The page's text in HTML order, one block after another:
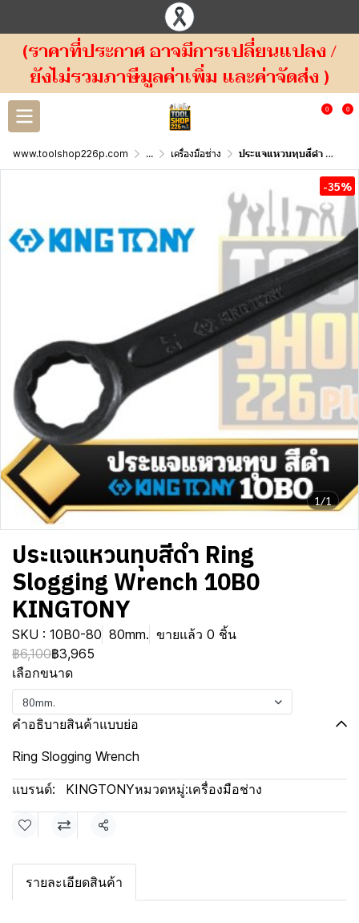
(ราคาที่ประกาศ อาจมีการเปลี่ยนแปลง /
ยังไม่รวมภาษีมูลค่าเพิ่ม และค่าจัดส่ง )
0 0
www.toolshop226p.com ... เครื่องมือช่าง ประแจแหวนทุบสีดำ Ring Slogging Wrench 10B0 KINGTONY
1/1
-35%
ประแจแหวนทุบสีดำ Ring
Slogging Wrench 10B0
KINGTONY
SKU : 10B0-80 80mm. ขายแล้ว 0 ชิ้น
฿6,100฿3,965
เลือกขนาด
80mm.
คำอธิบายสินค้าแบบย่อ
Ring Slogging Wrench
แบรนด์: KINGTONYหมวดหมู่:เครื่องมือช่าง
แชร์
รายละเอียดสินค้า